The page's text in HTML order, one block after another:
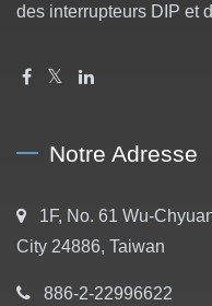
des interrupteurs DIP et
Notre Adresse
1F, No. 61 Wu-
City 24886, Taiwan
886-2-22996622